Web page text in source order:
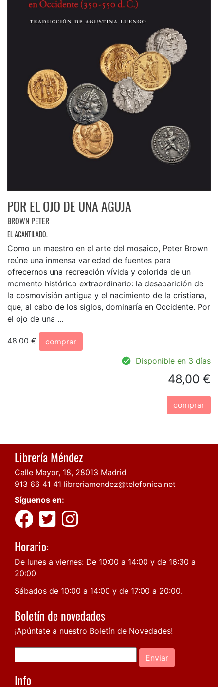
POR EL OJO DE UNA AGUJA
BROWN PETER
EL ACANTILADO.
Como un maestro en el arte del mosaico, Peter Brown
reúne una inmensa variedad de fuentes para
ofrecernos una recreación vívida y colorida de un
momento histórico extraordinario: la desaparición de
la cosmovisión antigua y el nacimiento de la cristiana,
que, al cabo de los siglos, dominaría en Occidente. Por
el ojo de una ...
48,00 €
comprar
Disponible en 3 días
48,00 €
comprar
Librería Méndez
Calle Mayor, 18, 28013 Madrid
913 66 41 41 libreriamendez@telefonica.net
Síguenos en:
Horario:
De lunes a viernes: De 10:00 a 14:00 y de 16:30 a
20:00
Sábados de 10:00 a 14:00 y de 17:00 a 20:00.
Boletín de novedades
¡Apúntate a nuestro Boletín de Novedades!
Enviar
Info